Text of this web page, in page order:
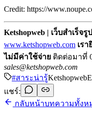
Credit: https://
Ketshopweb | เว็บสำเร็จ
www.ketshopweb.com เร
ไม่มีค่าใช้จ่าย ติดต่อมาที่
sales@ketshopweb.com
#สาระน่ารู้Ketshopweb
แชร์:
กลับหน้าบทความทั้งห